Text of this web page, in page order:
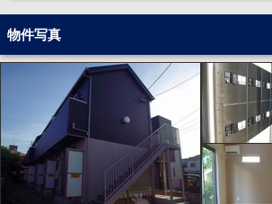
物件写真